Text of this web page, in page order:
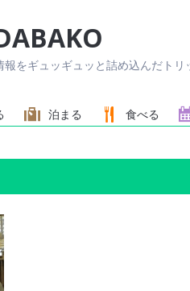
をギュッギュッと詰め込んだトリ
泊まる 食べる